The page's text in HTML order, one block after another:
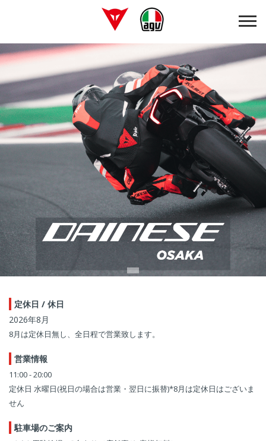
定休日 / 休日
2026年8月
8月は定休日無し、全日程で営業致します。
営業情報
11:00 - 20:00
定休日 水曜日(祝日の場合は営業・翌日に振替)*8月は定休日はございま
せん
駐車場のご案内